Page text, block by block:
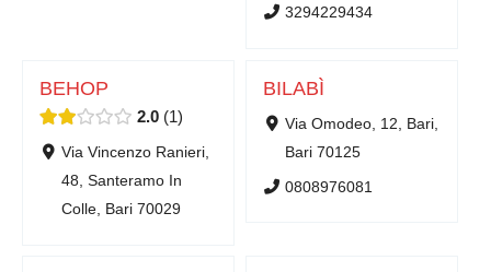
3294229434
BEHOP
2.0 1
Via Vincenzo Ranieri,
48, Santeramo In
Colle, Bari 70029
BILABÌ
Via Omodeo, 12, Bari,
Bari 70125
0808976081